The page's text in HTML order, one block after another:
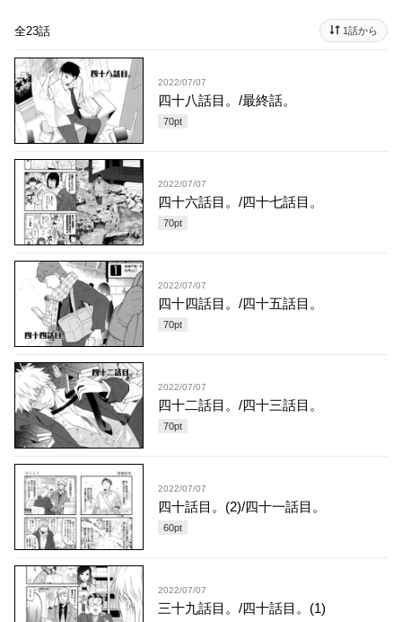
全23話 1話から
2022/07/07
四十八話目。/最終話。
70pt
2022/07/07
四十六話目。/四十七話目。
70pt
2022/07/07
四十四話目。/四十五話目。
70pt
2022/07/07
四十二話目。/四十三話目。
70pt
2022/07/07
四十話目。(2)/四十一話目。
60pt
2022/07/07
三十九話目。/四十話目。(1)